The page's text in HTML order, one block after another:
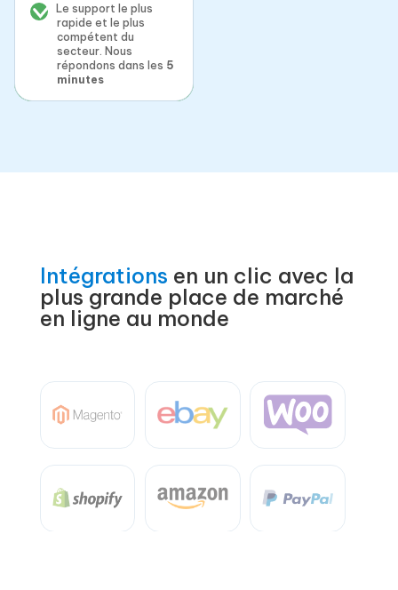
Le support le plus
rapide et le plus
compétent du
secteur. Nous
répondons dans les 5
minutes
Intégrations en un clic avec la
plus grande place de marché
en ligne au monde